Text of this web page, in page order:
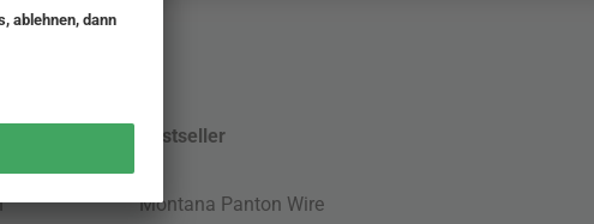
Bestseller
Montana Panton Wire